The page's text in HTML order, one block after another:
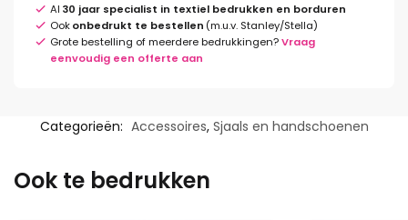
Al 30 jaar specialist in textiel bedrukken en borduren
Ookonbedrukt te bestellen (m.u.v. Stanley/Stella)
Grote bestelling of meerdere bedrukkingen?Vraag
eenvoudig een offerte aan
Categorieën: Accessoires, Sjaals en handschoenen
Ook te bedrukken